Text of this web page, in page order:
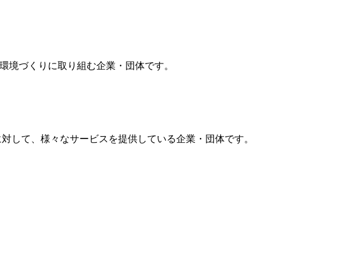
境づくりに取り組む企業・団体です。
して、様々なサービスを提供している企業・団体です。